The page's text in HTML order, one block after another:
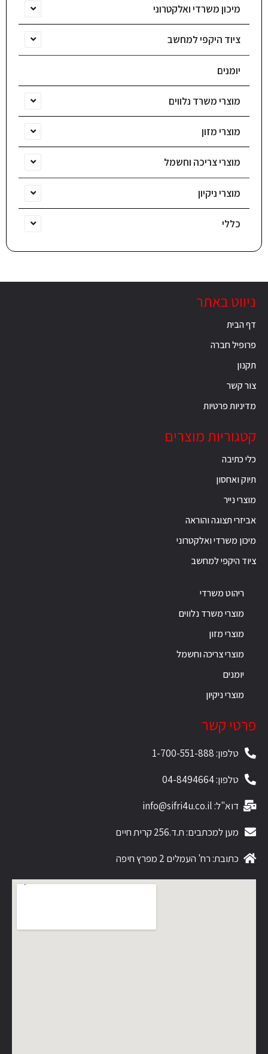
מיכון משרדי ואלקטרוני
ציוד היקפי למחשב
יומנים
מוצרי משרד נלווים
מוצרי מזון
מוצרי צריכה וחשמל
מוצרי ניקיון
כללי
ניווט באתר
דף הבית
פרופיל חברה
תקנון
צור קשר
מדיניות פרטיות
קטגוריות מוצרים
כלי כתיבה
תיוק ואחסון
מוצרי נייר
אביזרי תצוגה והוראה
מיכון משרדי ואלקטרוני
ציוד היקפי למחשב
ריהוט משרדי
מוצרי משרד נלווים
מוצרי מזון
מוצרי צריכה וחשמל
יומנים
מוצרי ניקיון
פרטי קשר
טלפון: 1-700-551-888
טלפון: 04-8494664
דוא"ל: info@sifri4u.co.il
מען למכתבים: ת.ד.256 קרית חיים
כתובת: רח' העמלים 2 מפרץ חיפה